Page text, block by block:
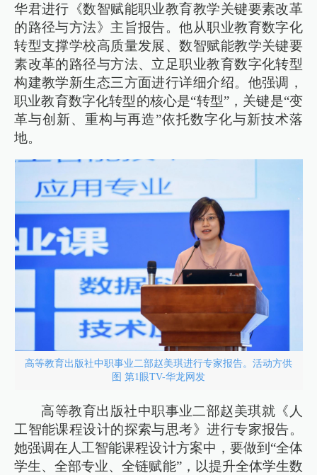
华君进行《数智赋能职业教育教学关键要素改革
的路径与方法》主旨报告。他从职业教育数字化
转型支撑学校高质量发展、数智赋能教学关键要
素改革的路径与方法、立足职业教育数字化转型
构建教学新生态三方面进行详细介绍。他强调，
职业教育数字化转型的核心是“转型”，关键是“变
革与创新、重构与再造”依托数字化与新技术落
地。
高等教育出版社中职事业二部赵美琪进行专家报告。活动方供
图 第1眼TV-华龙网发
高等教育出版社中职事业二部赵美琪就《人
工智能课程设计的探索与思考》进行专家报告。
她强调在人工智能课程设计方案中，要做到“全体
学生、全部专业、全链赋能”，以提升全体学生数